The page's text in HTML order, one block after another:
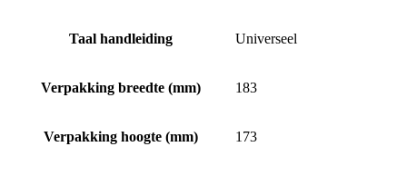
Taal handleiding Universeel
Verpakking breedte (mm) 183
Verpakking hoogte (mm) 173